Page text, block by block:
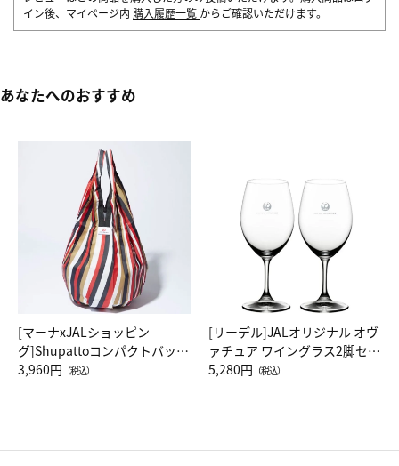
イン後、マイページ内 購入履歴一覧 からご確認いただけます。
あなたへのおすすめ
[マーナxJALショッピン
グ]Shupattoコンパクトバッグ
Drop JAL客室乗務員（LC）ス
3,960円 （税込）
[リーデル]JALオリジナル オヴ
ァチュア ワイングラス2脚セッ
ト（レッドワイン）
5,280円 （税込）